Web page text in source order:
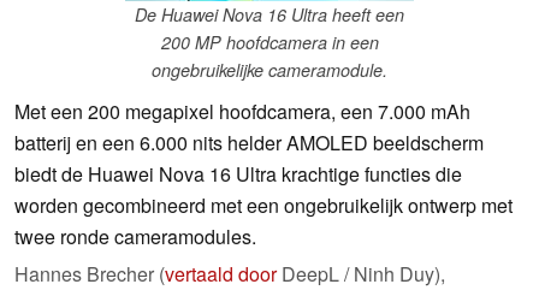
De Huawei Nova 16 Ultra heeft een
200 MP hoofdcamera in een
ongebruikelijke cameramodule.
Met een 200 megapixel hoofdcamera, een 7.000 mAh
batterij en een 6.000 nits helder AMOLED beeldscherm
biedt de Huawei Nova 16 Ultra krachtige functies die
worden gecombineerd met een ongebruikelijk ontwerp met
twee ronde cameramodules.
Hannes Brecher (vertaald doorDeepL / Ninh Duy),